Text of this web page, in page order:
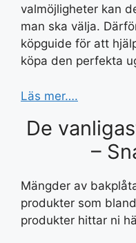
valmöjligheter kan
man ska välja.
köpguide för att
köpa den perfekta
Läs mer….
De
–
Mängder av
produkter som
produkter hittar ni